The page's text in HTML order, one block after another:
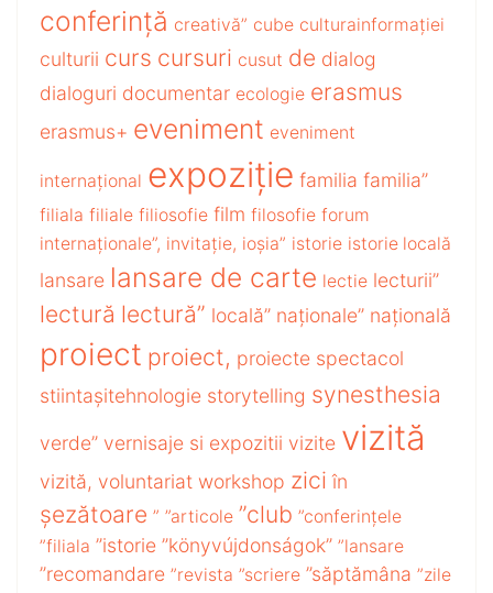
conferință creativă” cube culturainformației
culturii curs cursuri cusut de dialog
dialoguri documentar ecologie erasmus
erasmus+ eveniment eveniment
internațional expoziție familia familia”
filiala filiale filiosofie film filosofie forum
internaționale”, invitație, ioșia” istorie istorie locală
lansare lansare de carte lectie lecturii”
lectură lectură” locală” naționale” națională
proiect proiect, proiecte spectacol
stiintașitehnologie storytelling synesthesia
verde” vernisaje si expozitii vizite vizită
vizită, voluntariat workshop zici în
șezătoare ” ”articole ”club ”conferințele
”filiala ”istorie ”könyvújdonságok” ”lansare
”recomandare ”revista ”scriere ”săptămâna ”zile